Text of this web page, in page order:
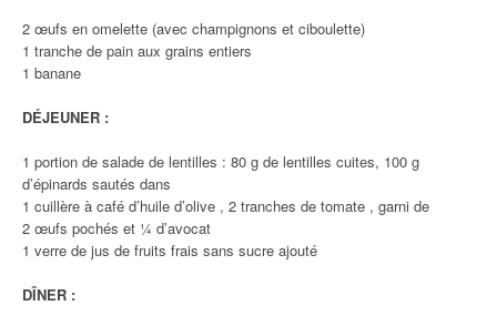
2 œufs en omelette (avec champignons et ciboulette)
1 tranche de pain aux grains entiers
1 banane
DÉJEUNER :
1 portion de salade de lentilles : 80 g de lentilles cuites, 100 g
d’épinards sautés dans
1 cuillère à café d’huile d’olive , 2 tranches de tomate , garni de
2 œufs pochés et ¼ d’avocat
1 verre de jus de fruits frais sans sucre ajouté
DÎNER :